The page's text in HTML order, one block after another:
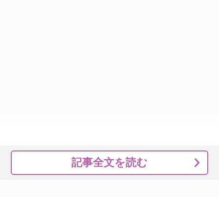
記事全文を読む